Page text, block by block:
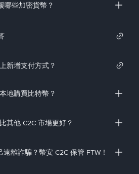
哪些加密貨幣？
新增支付方式？
地購買比特幣？
其他 C2C 市場更好？
離詐騙？幣安 C2C 保管 FTW！